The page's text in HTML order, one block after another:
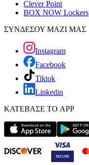
Clever Point
BOX NOW Lockers
ΣΥΝΔΕΣΟΥ ΜΑΖΙ ΜΑΣ
Instagram
Facebook
Tiktok
Linkedin
ΚΑΤΕΒΑΣΕ ΤΟ APP